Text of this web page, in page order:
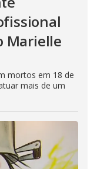
Marielle
mortos em 18 de
mais de um